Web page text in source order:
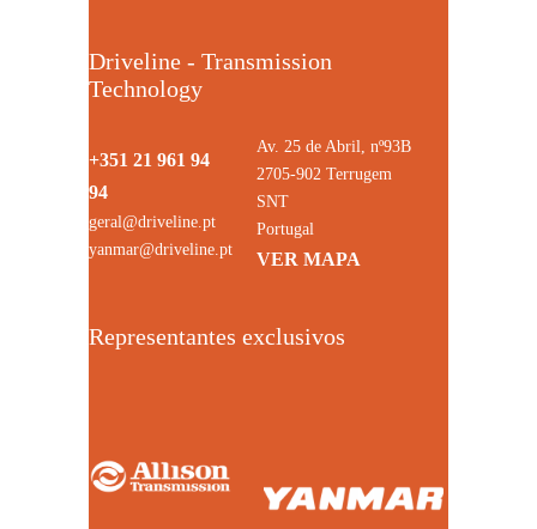
Driveline - Transmission
Technology
+351 21 961 94
94
geral@driveline.pt
yanmar@driveline.pt
Av. 25 de Abril, nº93B
2705-902 Terrugem
SNT
Portugal
VER MAPA
Representantes exclusivos